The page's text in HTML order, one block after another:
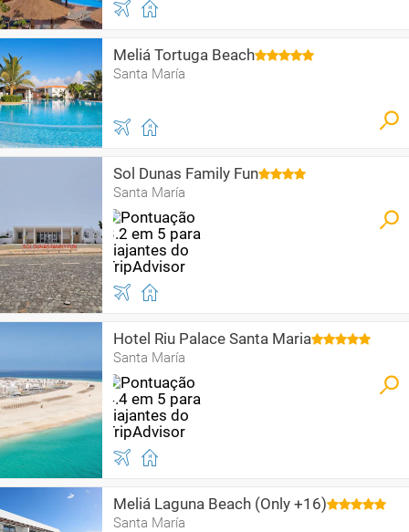
Meliá Tortuga Beach
Santa María
Sol Dunas Family Fun
Santa María
Hotel Riu Palace Santa Maria
Santa María
Meliá Laguna Beach (Only +16)
Santa María